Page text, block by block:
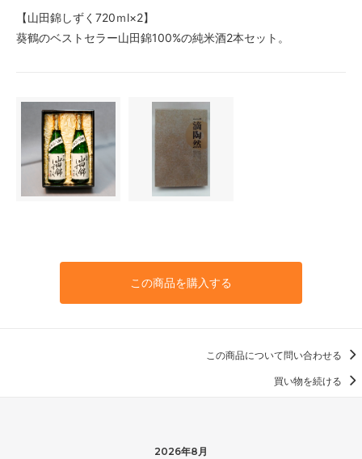
【山田錦しずく720ｍl×2】
葵鶴のベストセラー山田錦100%の純米酒2本セット。
この商品を購入する
この商品について問い合わせる
買い物を続ける
2026年8月